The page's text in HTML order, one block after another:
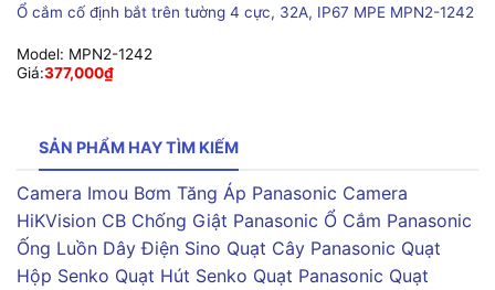
Ổ cắm cố định bắt trên tường 4 cực, 32A, IP67 MPE MPN2-1242
Model: MPN2-1242
Giá:377,000₫
SẢN PHẨM HAY TÌM KIẾM
Camera Imou Bơm Tăng Áp Panasonic Camera
HiKVision CB Chống Giật Panasonic Ổ Cắm Panasonic
Ống Luồn Dây Điện Sino Quạt Cây Panasonic Quạt
Hộp Senko Quạt Hút Senko Quạt Panasonic Quạt